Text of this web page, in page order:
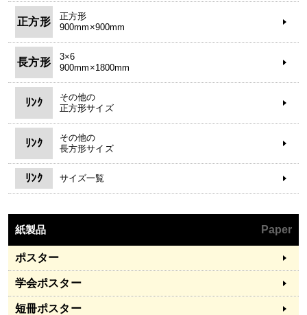
正方形
正方形
900mm×900mm
長方形
3×6
900mm×1800mm
ﾘﾝｸ
その他の
正方形サイズ
ﾘﾝｸ
その他の
長方形サイズ
ﾘﾝｸ サイズ一覧
紙製品 Paper
ポスター
学会ポスター
短冊ポスター